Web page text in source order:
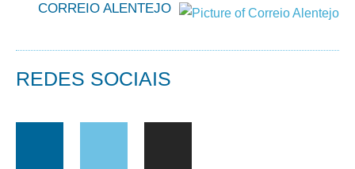
CORREIO ALENTEJO
REDES SOCIAIS